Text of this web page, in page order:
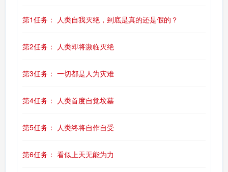
第1任务： 人类自我灭绝，到底是真的还是假的？
第2任务： 人类即将濒临灭绝
第3任务： 一切都是人为灾难
第4任务： 人类首度自觉坟墓
第5任务： 人类终将自作自受
第6任务： 看似上天无能为力